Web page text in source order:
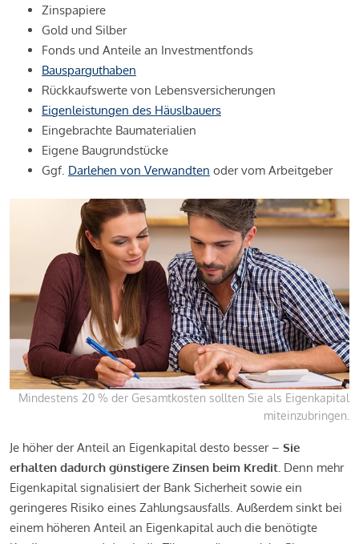
Zinspapiere
Gold und Silber
Fonds und Anteile an Investmentfonds
Bausparguthaben
Rückkaufswerte von Lebensversicherungen
Eigenleistungen des Häuslbauers
Eingebrachte Baumaterialien
Eigene Baugrundstücke
Ggf. Darlehen von Verwandten oder vom Arbeitgeber
Mindestens 20 % der Gesamtkosten sollten Sie als Eigenkapital
miteinzubringen.
Je höher der Anteil an Eigenkapital desto besser – Sie
erhalten dadurch günstigere Zinsen beim Kredit. Denn mehr
Eigenkapital signalisiert der Bank Sicherheit sowie ein
geringeres Risiko eines Zahlungsausfalls. Außerdem sinkt bei
einem höheren Anteil an Eigenkapital auch die benötigte